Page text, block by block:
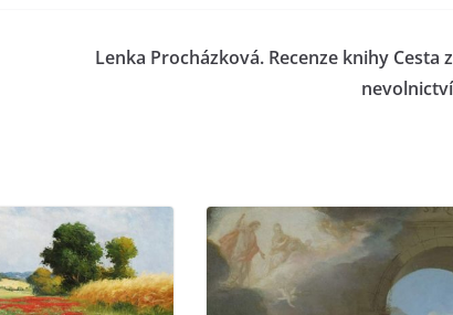
Lenka Procházková. Recenze knihy Cesta z
nevolnictví